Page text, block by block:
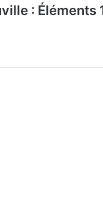
: Éléments